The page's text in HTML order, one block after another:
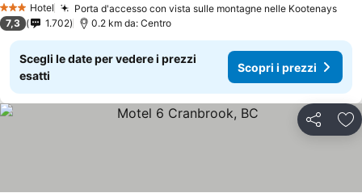
3 StelleHotel Porta d'accesso con vista sulle montagne nelle Kootenays
7,3 1.702 0.2 km da: Centro
Scegli le date per vedere i prezzi
esatti
Scopri i prezzi
Condividi